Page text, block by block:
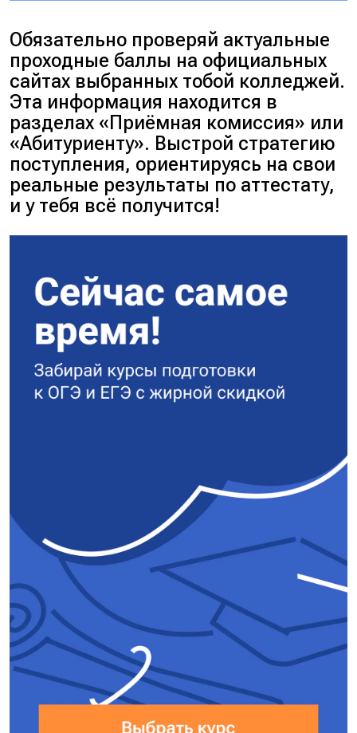
Обязательно проверяй актуальные
проходные баллы на официальных
сайтах выбранных тобой колледжей.
Эта информация находится в
разделах «Приёмная комиссия» или
«Абитуриенту». Выстрой стратегию
поступления, ориентируясь на свои
реальные результаты по аттестату,
и у тебя всё получится!